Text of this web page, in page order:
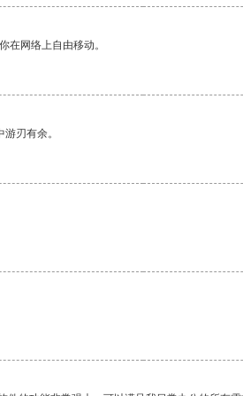
在网络上自由移动。
刃有余。